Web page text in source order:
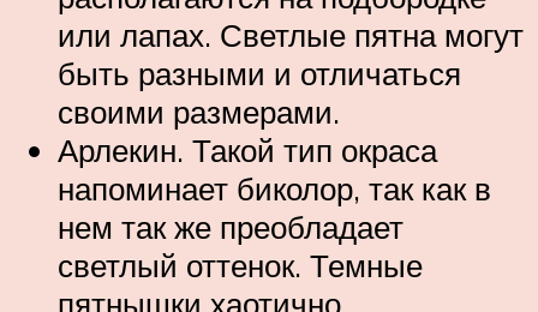
или лапах. Светлые пятна могут
быть разными и отличаться
своими размерами.
Арлекин. Такой тип окраса
напоминает биколор, так как в
нем так же преобладает
светлый оттенок. Темные
пятнышки хаотично